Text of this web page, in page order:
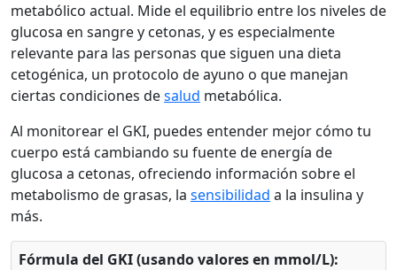
metabólico actual. Mide el equilibrio entre los niveles de
glucosa en sangre y cetonas, y es especialmente
relevante para las personas que siguen una dieta
cetogénica, un protocolo de ayuno o que manejan
ciertas condiciones desalud metabólica.
Al monitorear el GKI, puedes entender mejor cómo tu
cuerpo está cambiando su fuente de energía de
glucosa a cetonas, ofreciendo información sobre el
metabolismo de grasas, la sensibilidad a la insulina y
más.
Fórmula del GKI (usando valores en mmol/L):